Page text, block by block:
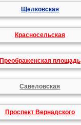
Щелковская
Красносельская
Преображенская площадь
Савеловская
Проспект Вернадского